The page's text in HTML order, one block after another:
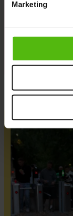
Marketing